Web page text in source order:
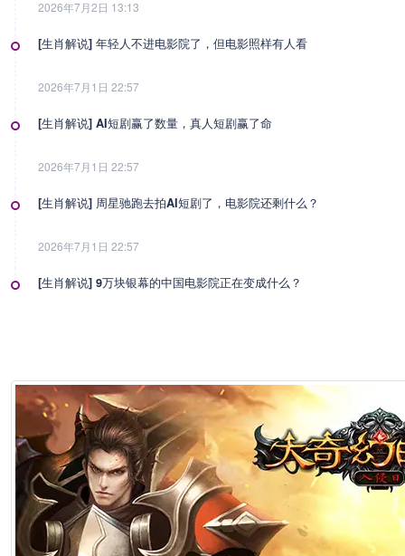
2026年7月2日 13:13
[生肖解说] 年轻人不进电影院了，但电影照样有人看
2026年7月1日 22:57
[生肖解说] AI短剧赢了数量，真人短剧赢了命
2026年7月1日 22:57
[生肖解说] 周星驰跑去拍AI短剧了，电影院还剩什么？
2026年7月1日 22:57
[生肖解说] 9万块银幕的中国电影院正在变成什么？
2026年7月1日 22:57
[生肖解说] 一部已经下线的电影，凭什么让陈道明袁和平吴京跑一趟兰
2026年6月25日 10:49
[生肖解说] 哪吒把桌子掀了，八部国漫来抢饭碗了